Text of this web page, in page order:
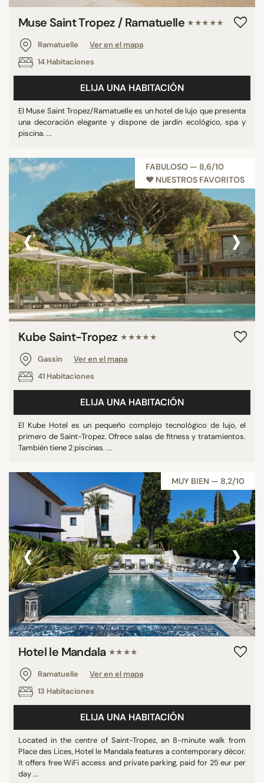
Muse Saint Tropez / Ramatuelle ★★★★★
Ramatuelle
Ver en el mapa
14 Habitaciones
ELIJA UNA HABITACIÓN
El Muse Saint Tropez/Ramatuelle es un hotel de lujo que presenta
una decoración elegante y dispone de jardín ecológico, spa y
piscina. ...
FABULOSO — 8,6/10
♥︎ NUESTROS FAVORITOS
‹ ›
Kube Saint-Tropez ★★★★★
Gassin
Ver en el mapa
41 Habitaciones
ELIJA UNA HABITACIÓN
El Kube Hotel es un pequeño complejo tecnológico de lujo, el
primero de Saint-Tropez. Ofrece salas de fitness y tratamientos.
También tiene 2 piscinas. ...
MUY BIEN — 8,2/10
‹ ›
Hotel le Mandala ★★★★
Ramatuelle
Ver en el mapa
13 Habitaciones
ELIJA UNA HABITACIÓN
Located in the centre of Saint-Tropez, an 8-minute walk from
Place des Lices, Hotel le Mandala features a contemporary décor.
It offers free WiFi access and private parking, paid for 25 eur per
day ...